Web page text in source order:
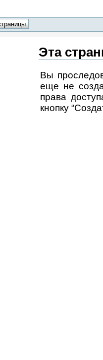
Эта
Вы
еще не
права
кнопку